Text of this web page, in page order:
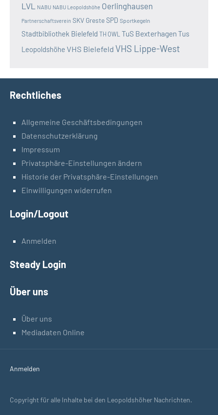
LVL NABU NABU Leopoldshöhe Oerlinghausen
Partnerschaftsverein SKV GresteSPD Sportkegeln
Stadtbibliothek Bielefeld TH OWL TuS BexterhagenTus
Leopoldshöhe VHS Bielefeld VHS Lippe-West
Rechtliches
Allgemeine Geschäftsbedingungen
Datenschutzerklärung
Impressum
Privatsphäre-Einstellungen ändern
Historie der Privatsphäre-Einstellungen
Einwilligungen widerrufen
Login/Logout
Anmelden
Steady Login
Über uns
Über uns
Mediadaten Online
Anmelden
Copyright für alle Inhalte bei den Leopoldshöher Nachrichten.